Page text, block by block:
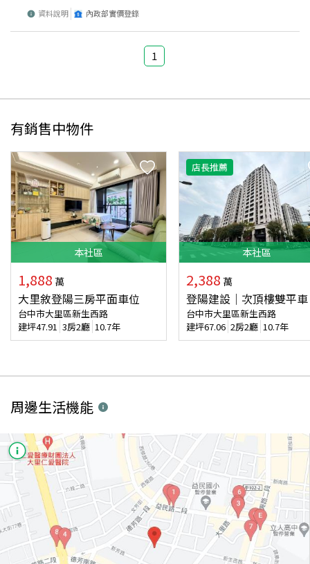
資料說明 內政部實價登錄
1
有銷售中物件
本社區
1,888 萬
大里敘登陽三房平面車位
台中市大里區新生西路
建坪47.91 3房2廳 10.7年
店長推薦
本社區
2,388 萬
登陽建設｜次頂樓雙平車
台中市大里區新生西路
建坪67.06 2房2廳 10.7年
周邊生活機能